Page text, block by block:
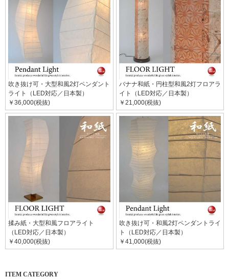
吹き抜け可・大型和風2灯ペンダント
ライト（LED対応／日本製）
￥36,000(税抜)
バナナ和紙・円柱型和風2灯フロアラ
イト（LED対応／日本製）
￥21,000(税抜)
揉み紙・大型和風フロアライト
（LED対応／日本製）
￥40,000(税抜)
吹き抜け可・和風2灯ペンダントライ
ト（LED対応／日本製）
￥41,000(税抜)